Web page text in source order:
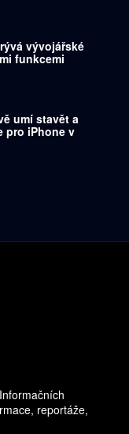
vývojářské
funkcemi
umí stavět a
pro iPhone v
reportáže,